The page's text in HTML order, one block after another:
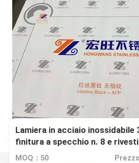
Lamiera in acciaio
finitura a specchio n. 8 e
nero
MOQ：50